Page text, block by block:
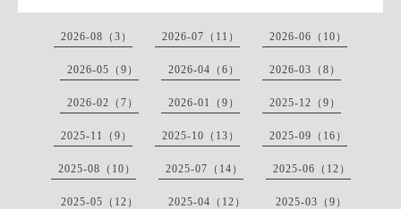
2026-08（3） 2026-07（11） 2026-06（10）
2026-05（9） 2026-04（6） 2026-03（8）
2026-02（7） 2026-01（9） 2025-12（9）
2025-11（9） 2025-10（13） 2025-09（16）
2025-08（10） 2025-07（14） 2025-06（12）
2025-05（12） 2025-04（12） 2025-03（9）